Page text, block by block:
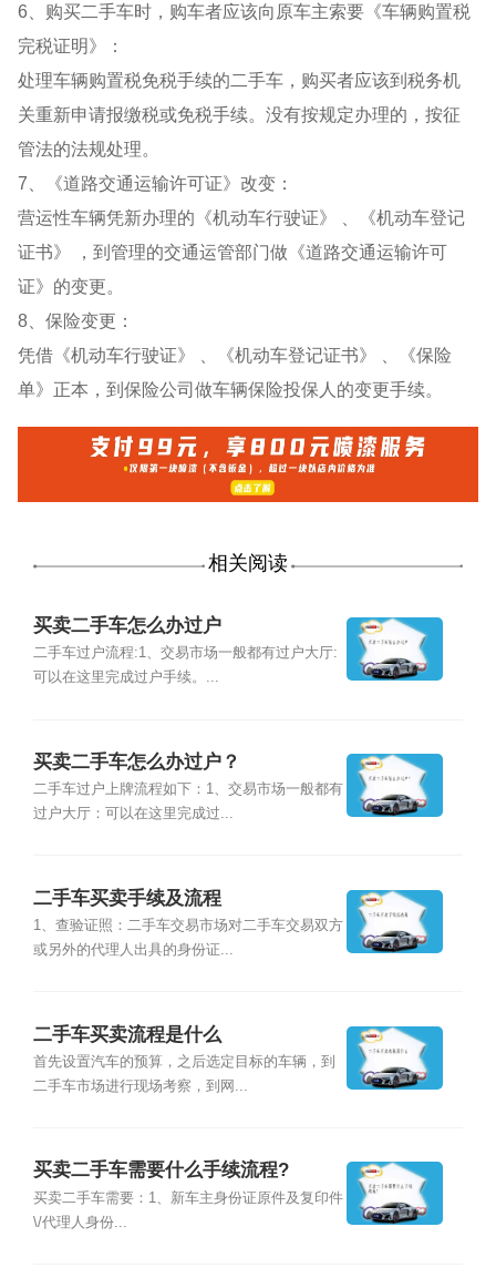
6、购买二手车时，购车者应该向原车主索要《车辆购置税
完税证明》：
处理车辆购置税免税手续的二手车，购买者应该到税务机
关重新申请报缴税或免税手续。没有按规定办理的，按征
管法的法规处理。
7、《道路交通运输许可证》改变：
营运性车辆凭新办理的《机动车行驶证》 、《机动车登记
证书》 ，到管理的交通运管部门做《道路交通运输许可
证》的变更。
8、保险变更：
凭借《机动车行驶证》 、《机动车登记证书》 、《保险
单》正本，到保险公司做车辆保险投保人的变更手续。
相关阅读
买卖二手车怎么办过户
二手车过户流程:1、交易市场一般都有过户大厅:
可以在这里完成过户手续。...
买卖二手车怎么办过户？
二手车过户上牌流程如下：1、交易市场一般都有
过户大厅：可以在这里完成过...
二手车买卖手续及流程
1、查验证照：二手车交易市场对二手车交易双方
或另外的代理人出具的身份证...
二手车买卖流程是什么
首先设置汽车的预算，之后选定目标的车辆，到
二手车市场进行现场考察，到网...
买卖二手车需要什么手续流程?
买卖二手车需要：1、新车主身份证原件及复印件
\/代理人身份...